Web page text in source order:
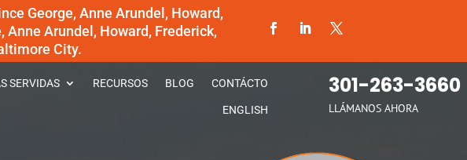
George, Anne Arundel, Howard,
Arundel, Howard, Frederick,
City.
SERVIDAS RECURSOS BLOG CONTÁCTO
ENGLISH
301-263-3660
LLÁMANOS AHORA